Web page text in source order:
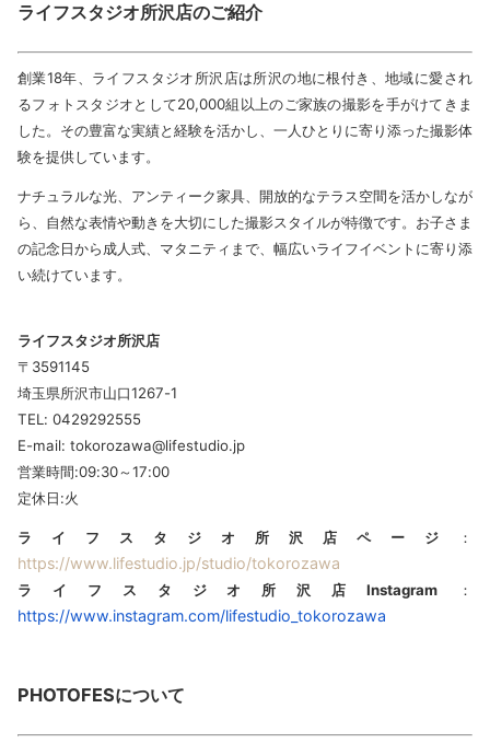
ライフスタジオ所沢店のご紹介
創業18年、ライフスタジオ所沢店は所沢の地に根付き、地域に愛され
るフォトスタジオとして20,000組以上のご家族の撮影を手がけてきま
した。その豊富な実績と経験を活かし、一人ひとりに寄り添った撮影体
験を提供しています。
ナチュラルな光、アンティーク家具、開放的なテラス空間を活かしなが
ら、自然な表情や動きを大切にした撮影スタイルが特徴です。お子さま
の記念日から成人式、マタニティまで、幅広いライフイベントに寄り添
い続けています。
ライフスタジオ所沢店
〒3591145
埼玉県所沢市山口1267-1
TEL: 0429292555
E-mail: tokorozawa@lifestudio.jp
営業時間:09:30～17:00
定休日:火
ライフスタジオ所沢店ページ ：
https://www.lifestudio.jp/studio/tokorozawa
ライフスタジオ所沢店Instagram ：
https://www.instagram.com/lifestudio_tokorozawa
PHOTOFESについて